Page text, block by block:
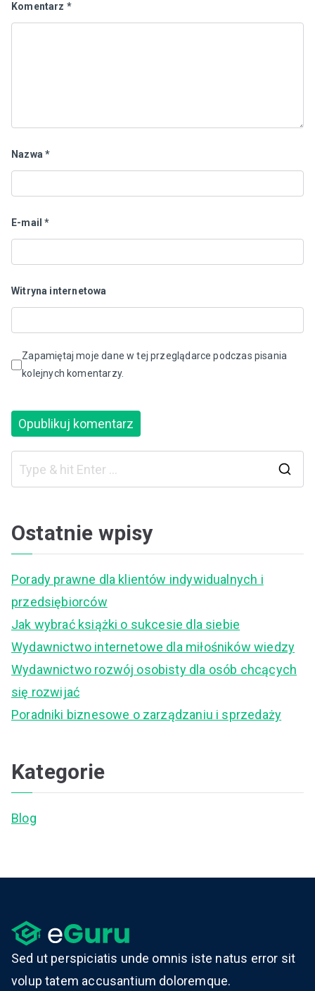
Komentarz *
Nazwa*
E-mail*
Witryna internetowa
Zapamiętaj moje dane w tej przeglądarce podczas pisania
kolejnych komentarzy.
Ostatnie wpisy
Porady prawne dla klientów indywidualnych i
przedsiębiorców
Jak wybrać książki o sukcesie dla siebie
Wydawnictwo internetowe dla miłośników wiedzy
Wydawnictwo rozwój osobisty dla osób chcących
się rozwijać
Poradniki biznesowe o zarządzaniu i sprzedaży
Kategorie
Blog
Sed ut perspiciatis unde omnis iste natus error sit
volup tatem accusantium doloremque.